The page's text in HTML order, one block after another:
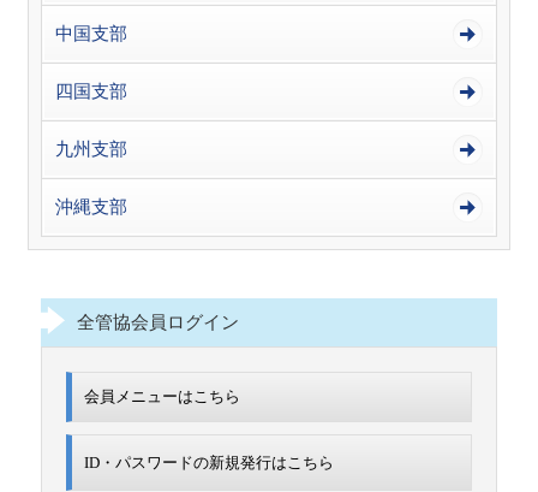
中国支部
四国支部
九州支部
沖縄支部
全管協会員ログイン
会員メニューはこちら
ID・パスワードの新規発行はこちら